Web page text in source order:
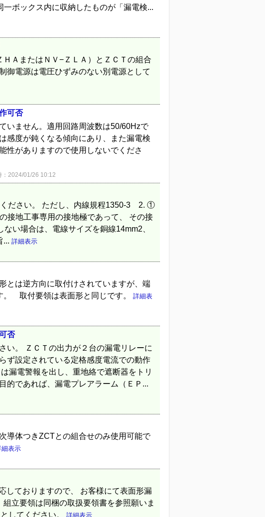
ボックス内に収納したものが「漏電検...
ＡまたはＮＶ−ＺＬＡ）とＺＣＴの組合
御電源は電圧ひずみのない別電源として
可否
いません。適用回路周波数は50/60Hzで
感度が鈍くなる傾向にあり、また漏電検
性がありますので使用しないでくださ
：2024/01/26 10:12
ださい。 ただし、内線規程1350-3 2. ①
接地工事専用の接地極であって、 その接
い場合は、電線サイズを銅線14mm2、
... 詳細表示
とは逆方向に取付けされていますが、端
。 取付要領は表面形と同じです。 詳細表
否
い。 ＺＣＴの出力が２台の漏電リレーに
ず設定されている定格感度電流での動作
漏電警報を出し、重地絡で遮断器をトリ
的であれば、漏電プレアラーム（ＥＰ...
導体つきZCTとの組合せのみ使用可能で
細表示
しておりますので、 お客様にて表面形漏
立要領は同梱の取扱要領書を参照願いま
してください。 詳細表示